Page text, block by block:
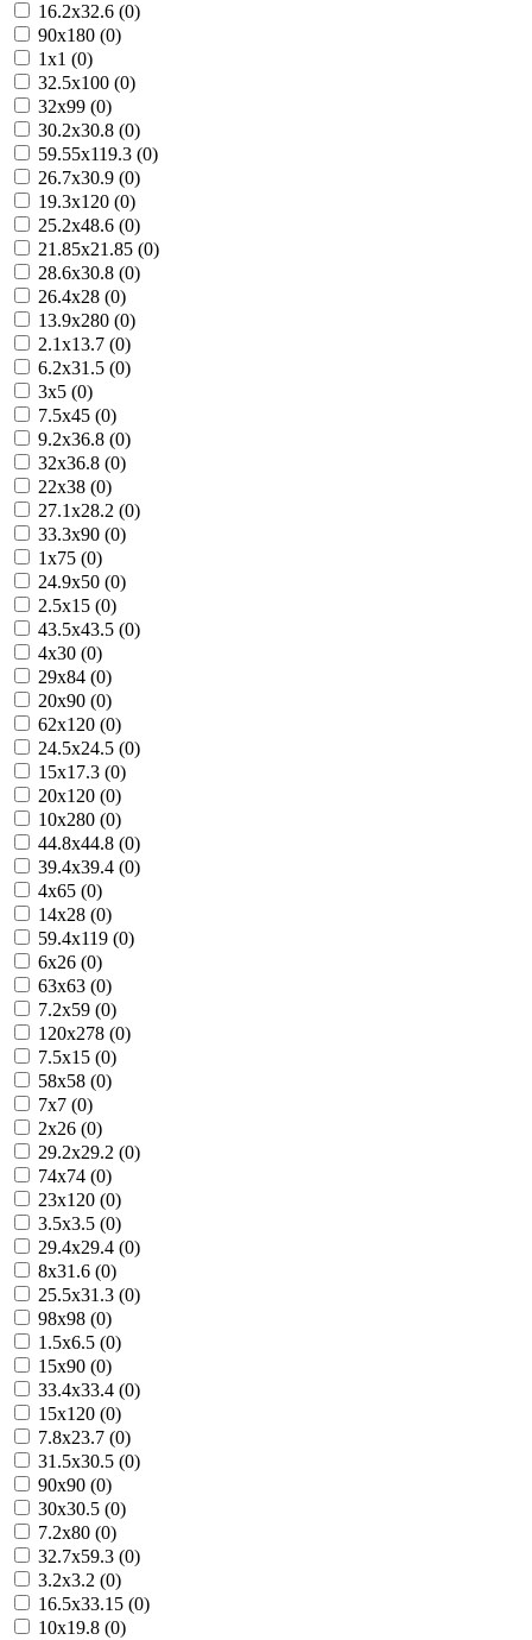
16.2x32.6 (0)
90x180 (0)
1x1 (0)
32.5x100 (0)
32x99 (0)
30.2x30.8 (0)
59.55x119.3 (0)
26.7x30.9 (0)
19.3x120 (0)
25.2x48.6 (0)
21.85x21.85 (0)
28.6x30.8 (0)
26.4x28 (0)
13.9x280 (0)
2.1x13.7 (0)
6.2x31.5 (0)
3x5 (0)
7.5x45 (0)
9.2x36.8 (0)
32x36.8 (0)
22x38 (0)
27.1x28.2 (0)
33.3x90 (0)
1x75 (0)
24.9x50 (0)
2.5x15 (0)
43.5x43.5 (0)
4x30 (0)
29x84 (0)
20x90 (0)
62x120 (0)
24.5x24.5 (0)
15x17.3 (0)
20x120 (0)
10x280 (0)
44.8x44.8 (0)
39.4x39.4 (0)
4x65 (0)
14x28 (0)
59.4x119 (0)
6x26 (0)
63x63 (0)
7.2x59 (0)
120x278 (0)
7.5x15 (0)
58x58 (0)
7x7 (0)
2x26 (0)
29.2x29.2 (0)
74x74 (0)
23x120 (0)
3.5x3.5 (0)
29.4x29.4 (0)
8x31.6 (0)
25.5x31.3 (0)
98x98 (0)
1.5x6.5 (0)
15x90 (0)
33.4x33.4 (0)
15x120 (0)
7.8x23.7 (0)
31.5x30.5 (0)
90x90 (0)
30x30.5 (0)
7.2x80 (0)
32.7x59.3 (0)
3.2x3.2 (0)
16.5x33.15 (0)
10x19.8 (0)